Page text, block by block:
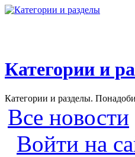
Категории и
Категории и разделы.
Все новости
Войти на